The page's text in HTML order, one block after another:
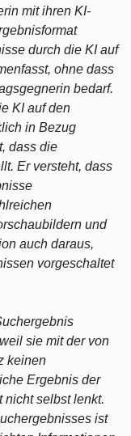
mit ihren KI-
durch die KI auf
ohne dass
bedarf.
KI auf den
in Bezug
dass die
Er versteht, dass
und
auch daraus,
vorgeschaltet
sie mit der von
keinen
Ergebnis der
nicht selbst lenkt.
ist